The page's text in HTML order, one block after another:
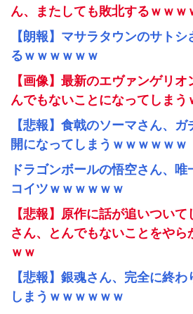
ん、またしても敗北するｗｗｗ
【朗報】マサラタウンのサト
るｗｗｗｗｗｗ
【画像】最新のエヴァンゲリ
んでもないことになってしまう
【悲報】食戟のソーマさん、
開になってしまうｗｗｗｗｗｗ
ドラゴンボールの悟空さん、
コイツｗｗｗｗｗｗ
【悲報】原作に話が追いつい
さん、とんでもないことをやら
ｗｗ
【悲報】銀魂さん、完全に終
しまうｗｗｗｗｗｗ